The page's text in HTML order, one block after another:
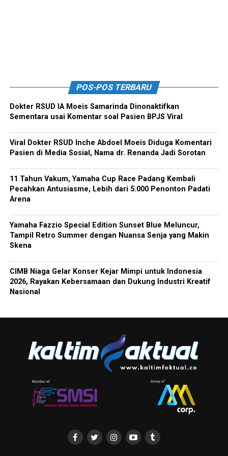
POS-POS TERBARU
Dokter RSUD IA Moeis Samarinda Dinonaktifkan
Sementara usai Komentar soal Pasien BPJS Viral
Viral Dokter RSUD Inche Abdoel Moeis Diduga Komentari
Pasien di Media Sosial, Nama dr. Renanda Jadi Sorotan
11 Tahun Vakum, Yamaha Cup Race Padang Kembali
Pecahkan Antusiasme, Lebih dari 5.000 Penonton Padati
Arena
Yamaha Fazzio Special Edition Sunset Blue Meluncur,
Tampil Retro Summer dengan Nuansa Senja yang Makin
Skena
CIMB Niaga Gelar Konser Kejar Mimpi untuk Indonesia
2026, Rayakan Kebersamaan dan Dukung Industri Kreatif
Nasional